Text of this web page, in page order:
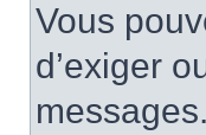
Vous
d’exiger